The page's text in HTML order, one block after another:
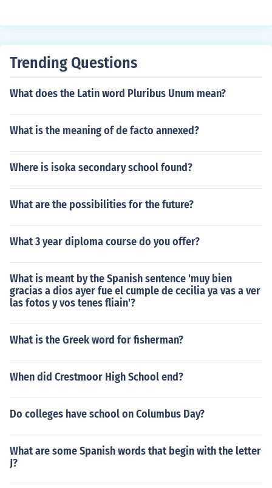
Trending Questions
What does the Latin word Pluribus Unum mean?
What is the meaning of de facto annexed?
Where is isoka secondary school found?
What are the possibilities for the future?
What 3 year diploma course do you offer?
What is meant by the Spanish sentence 'muy bien
gracias a dios ayer fue el cumple de cecilia ya vas a ver
las fotos y vos tenes fliain'?
What is the Greek word for fisherman?
When did Crestmoor High School end?
Do colleges have school on Columbus Day?
What are some Spanish words that begin with the letter
J?